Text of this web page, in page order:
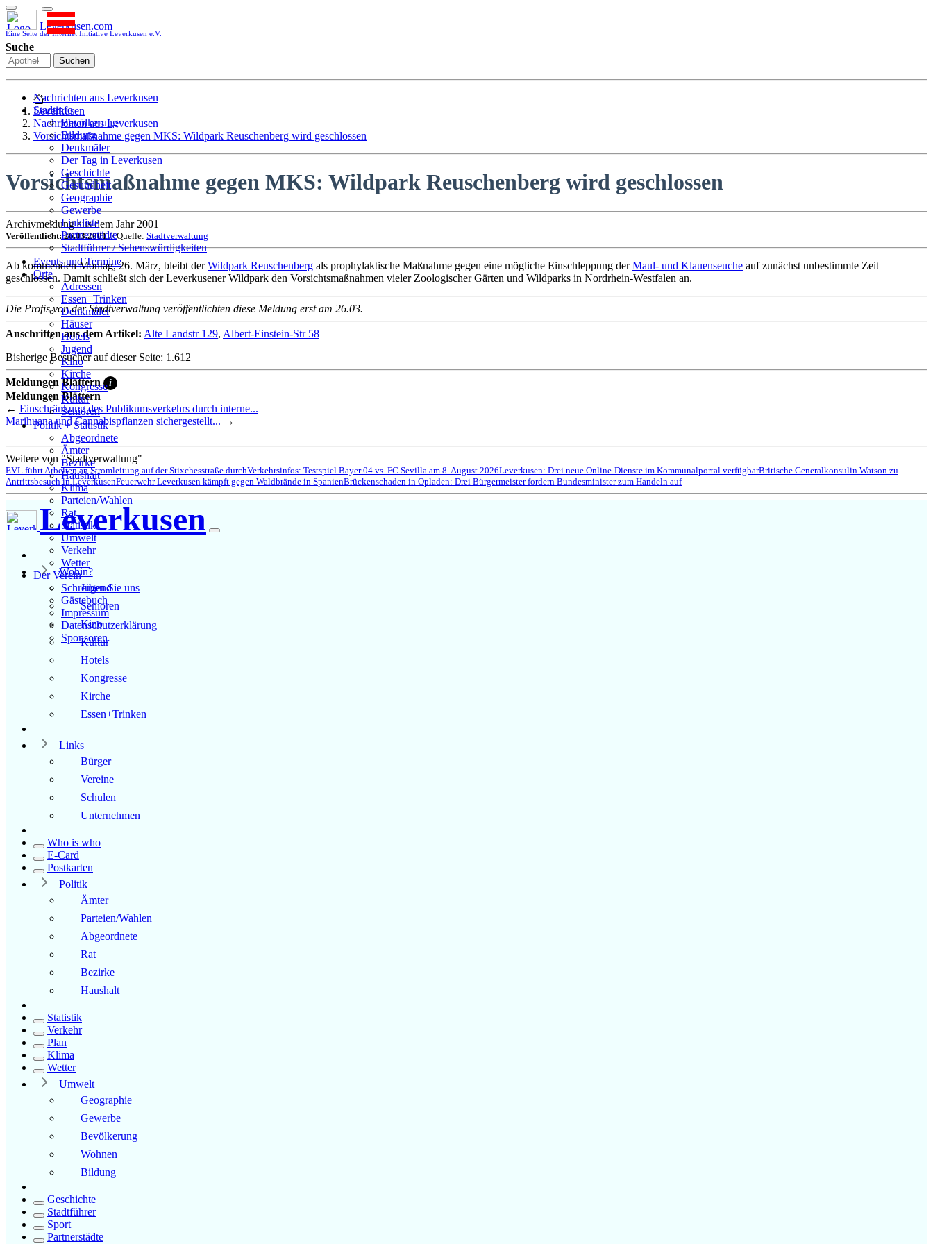
Leverkusen.com
Eine Seite der Internet Initiative Leverkusen e.V.
Suche
Suchen
Nachrichten aus Leverkusen
Stadtinfo
Bevölkerung
Bildung
Denkmäler
Der Tag in Leverkusen
Geschichte
Gesundheit
Geographie
Gewerbe
Linkliste
Partnerstädte
Stadtführer / Sehenswürdigkeiten
Stadtplan
Stadtteile
Sport
Who is who
Wohnen
Events und Termine
Orte
Adressen
Essen+Trinken
Denkmäler
Häuser
Hotels
Jugend
Kino
Kirche
Kongresse
Kultur
Senioren
Stadtführer
Straßen
Politik + Statistik
Abgeordnete
Ämter
Bezirke
Haushalt
Klima
Parteien/Wahlen
Rat
Statistik
Umwelt
Verkehr
Wetter
Der Verein
Schreiben Sie uns
Gästebuch
Impressum
Datenschutzerklärung
Sponsoren
Leverkusen
Nachrichten aus Leverkusen
Vorsichtsmaßnahme gegen MKS: Wildpark Reuschenberg wird geschlossen
Vorsichtsmaßnahme gegen MKS: Wildpark Reuschenberg wird geschlossen
Archivmeldung aus dem Jahr 2001
Veröffentlicht: 26.03.2001// Quelle: Stadtverwaltung
Ab kommenden Montag, 26. März, bleibt derWildpark Reuschenberg als prophylaktische Maßnahme gegen eine mögliche Einschleppung derMaul- und Klauenseuche auf zunächst unbestimmte Zeit
geschlossen. Damit schließt sich der Leverkusener Wildpark den Vorsichtsmaßnahmen vieler Zoologischer Gärten und Wildparks in Nordrhein-Westfalen an.
Die Profis von der Stadtverwaltung veröffentlichten diese Meldung erst am 26.03.
Anschriften aus dem Artikel: Alte Landstr 129, Albert-Einstein-Str 58
Bisherige Besucher auf dieser Seite: 1.612
Meldungen Blättern i
Meldungen Blättern
← Einschränkung des Publikumsverkehrs durch interne...
Marihuana und Cannabispflanzen sichergestellt... →
Weitere von "Stadtverwaltung"
EVL führt Arbeiten an Stromleitung auf der Stixchesstraße durchVerkehrsinfos: Testspiel Bayer 04 vs. FC Sevilla am 8. August 2026Leverkusen: Drei neue Online-Dienste im Kommunalportal verfügbarBritische Generalkonsulin Watson zu
Antrittsbesuch in LeverkusenFeuerwehr Leverkusen kämpft gegen Waldbrände in SpanienBrückenschaden in Opladen: Drei Bürgermeister fordern Bundesminister zum Handeln auf
Leverkusen
Wohin?
Jugend
Senioren
Kino
Kultur
Hotels
Kongresse
Kirche
Essen+Trinken
Links
Bürger
Vereine
Schulen
Unternehmen
Who is who
E-Card
Postkarten
Politik
Ämter
Parteien/Wahlen
Abgeordnete
Rat
Bezirke
Haushalt
Statistik
Verkehr
Plan
Klima
Wetter
Umwelt
Geographie
Gewerbe
Bevölkerung
Wohnen
Bildung
Geschichte
Stadtführer
Sport
Partnerstädte